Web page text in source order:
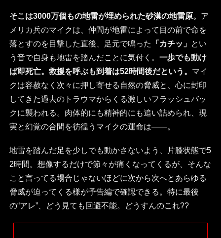
そこは3000万個もの地雷が埋められた砂漠の地雷原。 ア
メリカ兵のマイクは、仲間が地雷によって目の前で命を
落とすのを目撃した直後、足元で鳴った
「カチッ」 とい
う音で自身も地雷を踏んだことに気付く。 一歩でも動け
ば即死亡。救援を呼ぶも到着は52時間後だという。 マイ
クは容赦なく次々に押し寄せる自然の脅威と、心に封印
してきた過去のトラウマからくる激しいフラッシュバッ
クに襲われる。肉体的にも精神的にも追い詰められ、現
実と幻覚の合間を彷徨うマイクの運命は――。
地雷を踏んだ足を少しでも動かさないよう、片膝状態で5
2時間。想像するだけで節々が痛くなってくるが、そんな
こと言ってる場合じゃないほどに次から次へとあらゆる
脅威が迫ってくる様が予告編で確認できる。特に最後
の“アレ”、どう見ても回避不能。どうすんのこれ??